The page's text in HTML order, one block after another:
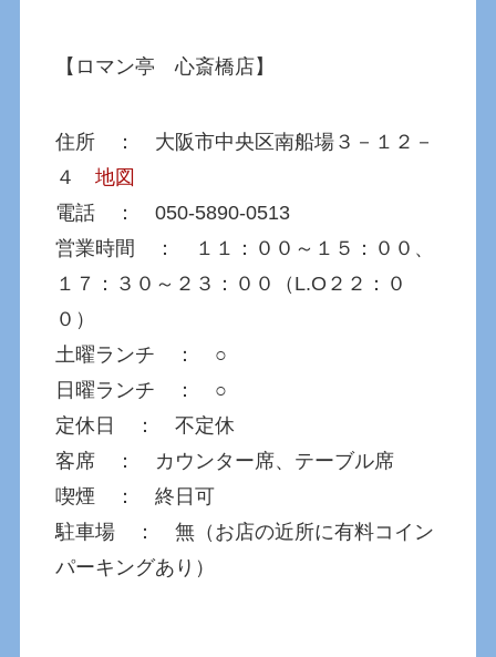
【ロマン亭 心斎橋店】
住所 ： 大阪市中央区南船場３－１２－
４地図
電話 ： 050-5890-0513
営業時間 ： １１：００～１５：００、
１７：３０～２３：００（L.O２２：０
０）
土曜ランチ ： ○
日曜ランチ ： ○
定休日 ： 不定休
客席 ： カウンター席、テーブル席
喫煙 ： 終日可
駐車場 ： 無（お店の近所に有料コイン
パーキングあり）